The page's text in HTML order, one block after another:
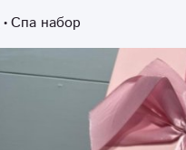
Спа набор